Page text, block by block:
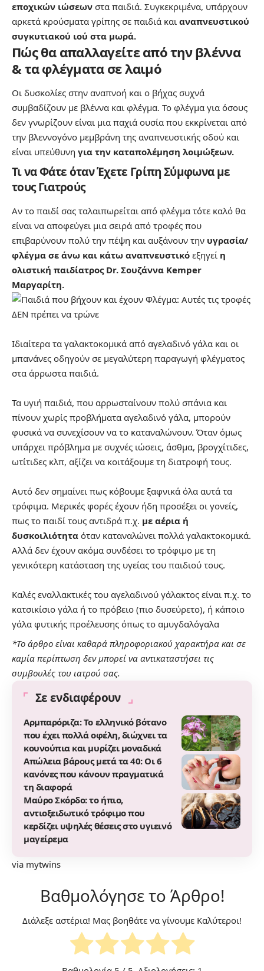
εποχικών ιώσεων στα παιδιά. Συγκεκριμένα, υπάρχουν
αρκετά κρούσματα γρίπης σε παιδιά και αναπνευστικού
συγκυτιακού ιού στα μωρά.
Πώς θα απαλλαγείτε από την βλέννα
& τα φλέγματα σε λαιμό
Οι δυσκολίες στην αναπνοή και ο βήχας συχνά
συμβαδίζουν με βλέννα και φλέγμα. Το φλέγμα για όσους
δεν γνωρίζουν είναι μια παχιά ουσία που εκκρίνεται από
την βλεννογόνο μεμβράνη της αναπνευστικής οδού και
είναι υπεύθυνη για την καταπολέμηση λοιμώξεων.
Τι να Φάτε όταν Έχετε Γρίπη Σύμφωνα με
τους Γιατρούς
Αν το παιδί σας ταλαιπωρείται από φλέγμα τότε καλό θα
είναι να αποφεύγει μια σειρά από τροφές που
επιβαρύνουν πολύ την πέψη και αυξάνουν την υγρασία/
φλέγμα σε άνω και κάτω αναπνευστικό εξηγεί η
ολιστική παιδίατρος Dr. Σουζάννα Kemper
Μαργαρίτη.
Ιδιαίτερα τα γαλακτοκομικά από αγελαδινό γάλα και οι
μπανάνες οδηγούν σε μεγαλύτερη παραγωγή φλέγματος
στα άρρωστα παιδιά. ⁣
Τα υγιή παιδιά, που αρρωσταίνουν πολύ σπάνια και
πίνουν χωρίς προβλήματα αγελαδινό γάλα, μπορούν
φυσικά να συνεχίσουν να το καταναλώνουν. Όταν όμως
υπάρχει πρόβλημα με συχνές ιώσεις, άσθμα, βρογχίτιδες,
ωτίτιδες κλπ, αξίζει να κοιτάξουμε τη διατροφή τους. ⁣
Αυτό δεν σημαίνει πως κόβουμε ξαφνικά όλα αυτά τα
τρόφιμα. Μερικές φορές έχουν ήδη προσέξει οι γονείς,
πως το παιδί τους αντιδρά π.χ. με αέρια ή
δυσκοιλιότητα όταν καταναλώνει πολλά γαλακτοκομικά.
Αλλά δεν έχουν ακόμα συνδέσει το τρόφιμο με τη
γενικότερη κατάσταση της υγείας του παιδιού τους.⁣
Καλές εναλλακτικές του αγελαδινού γάλακτος είναι π.χ. το
κατσικίσιο γάλα ή το πρόβειο (πιο δυσεύρετο), ή κάποιο
γάλα φυτικής προέλευσης όπως το αμυγδαλόγαλα
*Το άρθρο είναι καθαρά πληροφοριακού χαρακτήρα και σε
καμία περίπτωση δεν μπορεί να αντικαταστήσει τις
συμβουλές του ιατρού σας.
Σε ενδιαφέρουν
Αρμπαρόριζα: Το ελληνικό βότανο
που έχει πολλά οφέλη, διώχνει τα
κουνούπια και μυρίζει μοναδικά
Απώλεια βάρους μετά τα 40: Οι 6
κανόνες που κάνουν πραγματικά
τη διαφορά
Μαύρο Σκόρδο: το ήπιο,
αντιοξειδωτικό τρόφιμο που
κερδίζει υψηλές θέσεις στο υγιεινό
μαγείρεμα
via mytwins
Βαθμολόγησε το Άρθρο!
Διάλεξε αστέρια! Μας βοηθάτε να γίνουμε Καλύτεροι!